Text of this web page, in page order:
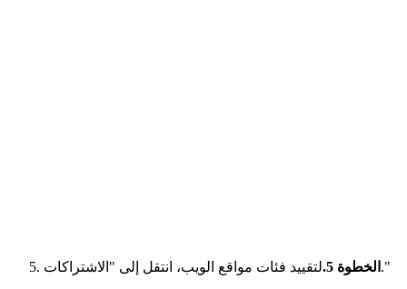
الخطوة 5. لتقييد فئات مواقع الويب، انتقل إلى "الاشتراكات."